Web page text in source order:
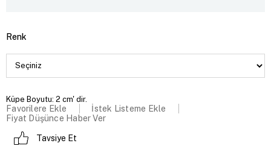
Renk
Küpe Boyutu: 2 cm' dir.
Favorilere Ekle
İstek Listeme Ekle
Fiyat Düşünce Haber Ver
Tavsiye Et